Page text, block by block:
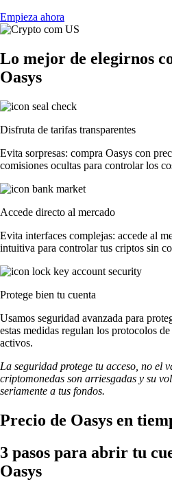
Empieza ahora
Lo mejor de elegirnos
Oasys
Disfruta de tarifas transparentes
Evita sorpresas: compra Oasys con
comisiones ocultas para controlar los
Accede directo al mercado
Evita interfaces complejas: accede al
intuitiva para controlar tus criptos sin
Protege bien tu cuenta
Usamos seguridad avanzada para
estas medidas regulan los protocolos
activos.
La seguridad protege tu acceso, no el
criptomonedas son arriesgadas y su
seriamente a tus fondos.
Precio de Oasys en
3 pasos para abrir tu
Oasys